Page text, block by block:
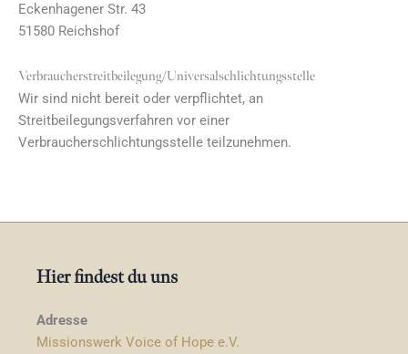
Eckenhagener Str. 43
51580 Reichshof
Verbraucher­streit­beilegung/Universal­schlichtungs­stelle
Wir sind nicht bereit oder verpflichtet, an
Streitbeilegungsverfahren vor einer
Verbraucherschlichtungsstelle teilzunehmen.
Hier findest du uns
Adresse
Missionswerk Voice of Hope e.V.